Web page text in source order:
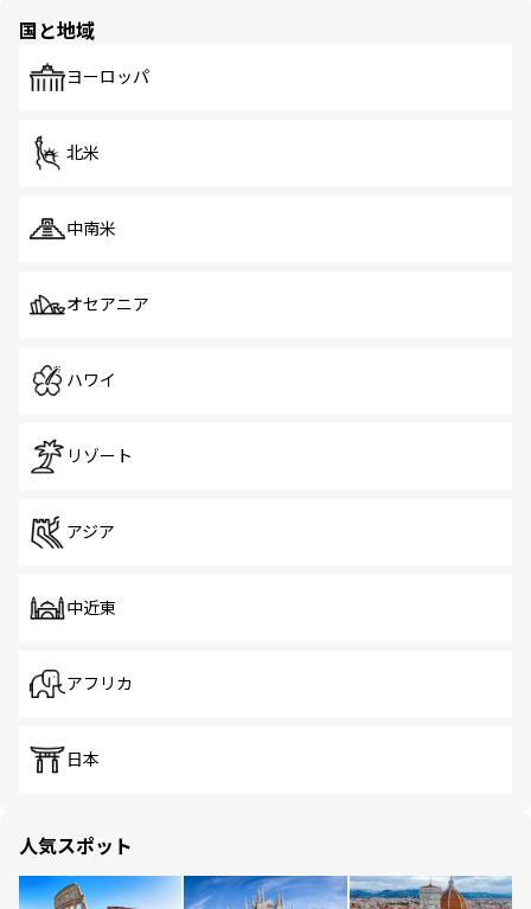
で、ホーカーズは地元の風情を楽しめる外せないスポット
国と地域
ヨーロッパ
北米
中南米
オセアニア
ハワイ
リゾート
アジア
中近東
アフリカ
日本
人気スポット